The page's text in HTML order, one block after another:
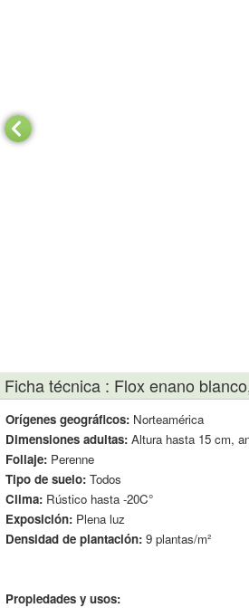
Ficha técnica : Flox enano
Orígenes geográficos: Norteamérica
Dimensiones adultas: Altura hasta 15 cm,
Follaje: Perenne
Tipo de suelo: Todos
Clima: Rústico hasta -20C°
Exposición: Plena luz
Densidad de plantación: 9 plantas/m²
Propiedades y usos: